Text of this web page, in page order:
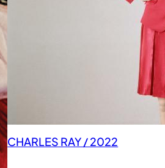
CHARLES RAY / 2022